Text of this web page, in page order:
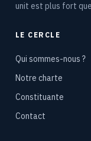
unit est plus fort
LE CERCLE
Qui sommes-nous ?
Notre charte
Constituante
Contact